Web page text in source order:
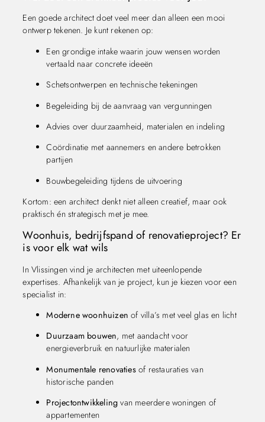
Een goede architect doet veel meer dan alleen een mooi
ontwerp tekenen. Je kunt rekenen op:
Een grondige intake waarin jouw wensen worden
vertaald naar concrete ideeën
Schetsontwerpen en technische tekeningen
Begeleiding bij de aanvraag van vergunningen
Advies over duurzaamheid, materialen en indeling
Coördinatie met aannemers en andere betrokken
partijen
Bouwbegeleiding tijdens de uitvoering
Kortom: een architect denkt niet alleen creatief, maar ook
praktisch én strategisch met je mee.
Woonhuis, bedrijfspand of renovatieproject? Er
is voor elk wat wils
In Vlissingen vind je architecten met uiteenlopende
expertises. Afhankelijk van je project, kun je kiezen voor een
specialist in:
Moderne woonhuizen of villa’s met veel glas en licht
Duurzaam bouwen, met aandacht voor
energieverbruik en natuurlijke materialen
Monumentale renovatiesof restauraties van
historische panden
Projectontwikkeling van meerdere woningen of
appartementen